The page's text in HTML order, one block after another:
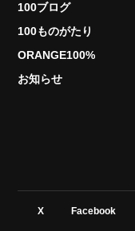
100ブログ
100ものがたり
ORANGE100%
お知らせ
X Facebook